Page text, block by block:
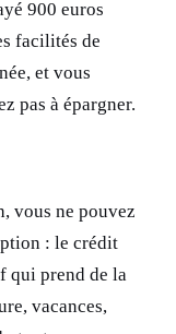
900 euros
facilités de
et vous
pas à épargner.
vous ne pouvez
: le crédit
qui prend de la
vacances,